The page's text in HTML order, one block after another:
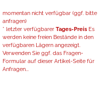
momentan nicht verfügbar (ggf. bitte
anfragen)
* letzter verfügbarer Tages-Preis Es
werden keine freien Bestände in den
verfügbaren Lägern angezeigt.
Verwenden Sie ggf. das Fragen-
Formular auf dieser Artikel-Seite für
Anfragen...